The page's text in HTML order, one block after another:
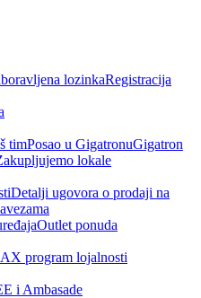
lozinkaRegistracija
timPosao u GigatronuGigatron
lokale
Detalji ugovora o prodaji na
Outlet ponuda
program lojalnosti
i Ambasade